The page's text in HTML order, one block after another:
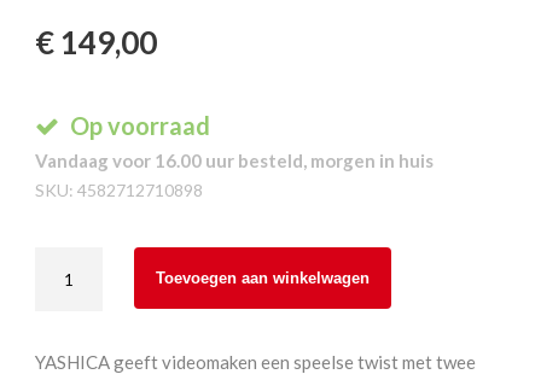
€ 149,00
Op voorraad
Vandaag voor 16.00 uur besteld, morgen in huis
SKU: 4582712710898
Kitty
Toevoegen aan winkelwagen
YASHICA geeft videomaken een speelse twist met twee